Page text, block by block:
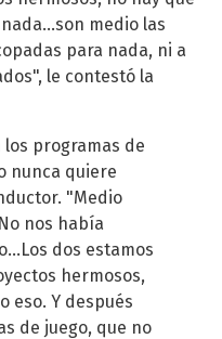
medio las
para nada, ni a
le contestó la
los programas de
nunca quiere
"Medio
nos había
dos estamos
hermosos,
eso. Y después
de juego, que no